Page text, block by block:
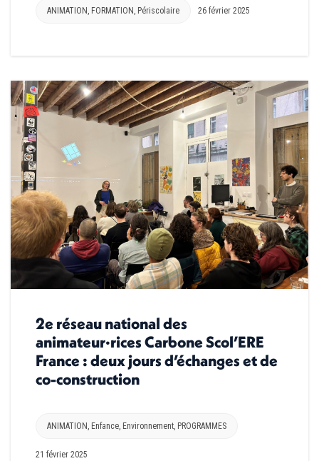
ANIMATION FORMATION Périscolaire 26 février 2025
2e réseau national des
animateur·rices Carbone Scol’ERE
France : deux jours d’échanges et de
co-construction
ANIMATION , Enfance, Environnement, PROGRAMMES
21 février 2025